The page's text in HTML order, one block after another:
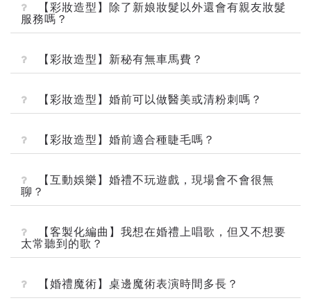
【彩妝造型】除了新娘妝髮以外還會有親友妝髮
服務嗎？
【彩妝造型】新秘有無車馬費？
【彩妝造型】婚前可以做醫美或清粉刺嗎？
【彩妝造型】婚前適合種睫毛嗎？
【互動娛樂】婚禮不玩遊戲，現場會不會很無
聊？
【客製化編曲】我想在婚禮上唱歌，但又不想要
太常聽到的歌？
【婚禮魔術】桌邊魔術表演時間多長？